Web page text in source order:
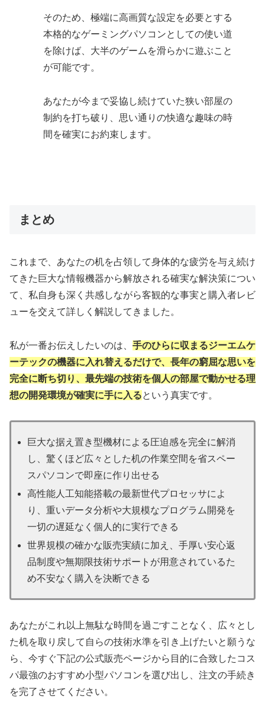
そのため、極端に高画質な設定を必要とする
本格的なゲーミングパソコンとしての使い道
を除けば、大半のゲームを滑らかに遊ぶこと
が可能です。
あなたが今まで妥協し続けていた狭い部屋の
制約を打ち破り、思い通りの快適な趣味の時
間を確実にお約束します。
まとめ
これまで、あなたの机を占領して身体的な疲労を与え続け
てきた巨大な情報機器から解放される確実な解決策につい
て、私自身も深く共感しながら客観的な事実と購入者レビ
ューを交えて詳しく解説してきました。
私が一番お伝えしたいのは、 手のひらに収まるジーエムケ
ーテックの機器に入れ替えるだけで、長年の窮屈な思いを
完全に断ち切り、最先端の技術を個人の部屋で動かせる理
想の開発環境が確実に手に入るという真実です。
巨大な据え置き型機材による圧迫感を完全に解消
し、驚くほど広々とした机の作業空間を省スペー
スパソコンで即座に作り出せる
高性能人工知能搭載の最新世代プロセッサによ
り、重いデータ分析や大規模なプログラム開発を
一切の遅延なく個人的に実行できる
世界規模の確かな販売実績に加え、手厚い安心返
品制度や無期限技術サポートが用意されているた
め不安なく購入を決断できる
あなたがこれ以上無駄な時間を過ごすことなく、広々とし
た机を取り戻して自らの技術水準を引き上げたいと願うな
ら、今すぐ下記の公式販売ページから目的に合致したコス
パ最強のおすすめ小型パソコンを選び出し、注文の手続き
を完了させてください。